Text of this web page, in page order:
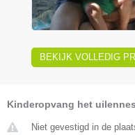
BEKIJK VOLLEDIG
Kinderopvang het
Niet gevestigd in de